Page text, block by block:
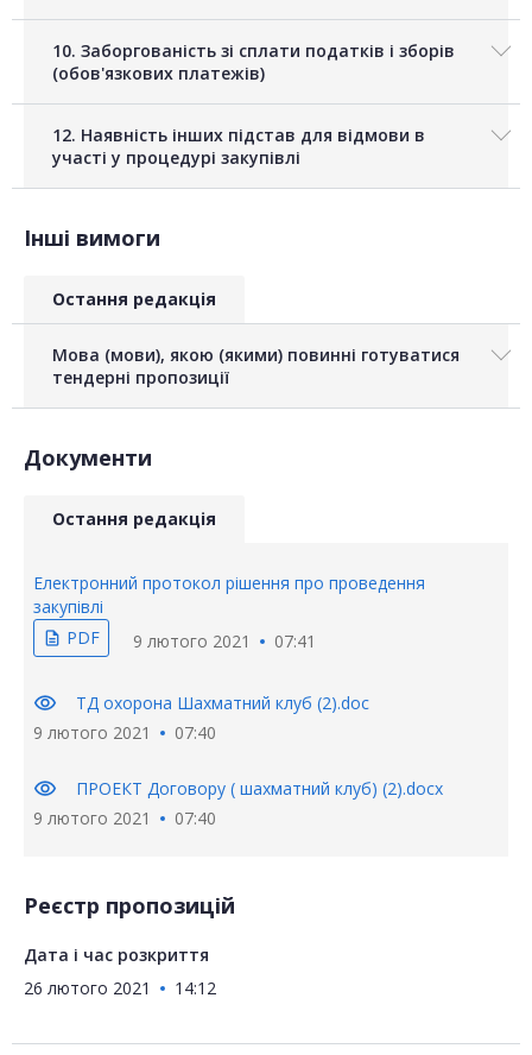
10. Заборгованість зі сплати податків і зборів
(обов'язкових платежів)
12. Наявність інших підстав для відмови в
участі у процедурі закупівлі
Інші вимоги
Остання редакція
Мова (мови), якою (якими) повинні готуватися
тендерні пропозиції
Документи
Остання редакція
Електронний протокол рішення про проведення
закупівлі
description PDF 9 лютого 2021 07:41
visibility
ТД охорона Шахматний клуб (2).doc
9 лютого 2021
07:40
visibility
ПРОЕКТ Договору ( шахматний клуб) (2).docx
9 лютого 2021
07:40
Реєстр пропозицій
Дата і час розкриття
26 лютого 2021
14:12